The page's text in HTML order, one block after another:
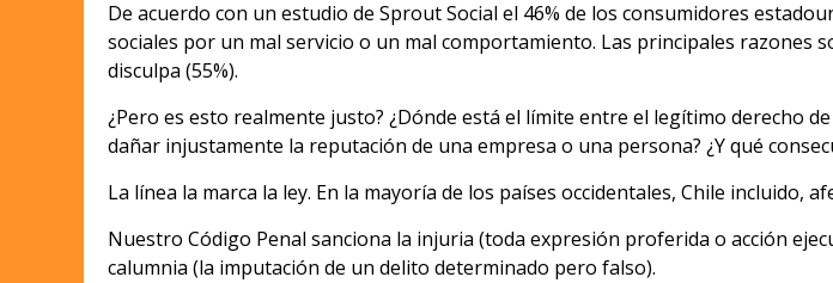
De acuerdo con un estudio de Sprout Social el 46% de los consumidores
sociales por un mal servicio o un mal comportamiento. Las principales razones
disculpa (55%).
¿Pero es esto realmente justo? ¿Dónde está el límite entre el legítimo derecho
dañar injustamente la reputación de una empresa o una persona? ¿Y qué
La línea la marca la ley. En la mayoría de los países occidentales, Chile
Nuestro Código Penal sanciona la injuria (toda expresión proferida o acción
calumnia (la imputación de un delito determinado pero falso).